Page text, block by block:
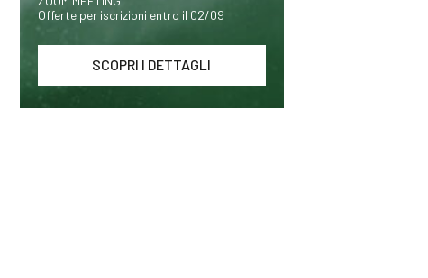
Offerte per iscrizioni entro il 02/09
SCOPRI I DETTAGLI